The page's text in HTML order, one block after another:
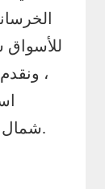
للأسواق
،
متحمسون للتواصل مع نظرائنا في هذا المجال، والشركاء المحليين، والعملاء المحتملين في ICCX شمال أفريقيا.